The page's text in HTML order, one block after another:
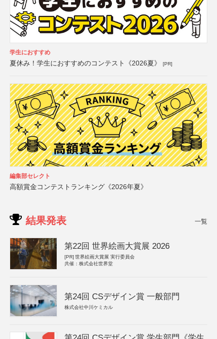
学生におすすめ
夏休み！学生におすすめのコンテスト《2026夏》 [PR]
編集部セレクト
高額賞金コンテストランキング《2026年夏》
結果発表 一覧
第22回 世界絵画大賞展 2026
[PR] 世界絵画大賞展 実行委員会
共催：株式会社世界堂
第24回 CSデザイン賞 一般部門
株式会社中川ケミカル